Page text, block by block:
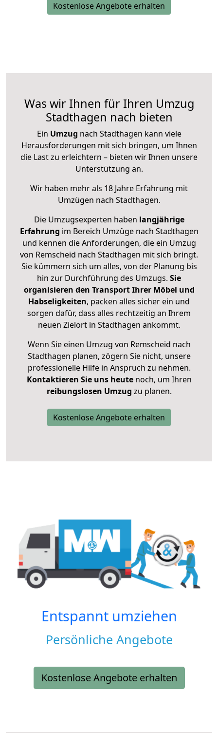
Kostenlose Angebote erhalten
Was wir Ihnen für Ihren Umzug
Stadthagen nach bieten
Ein Umzug nach Stadthagen kann viele
Herausforderungen mit sich bringen, um Ihnen
die Last zu erleichtern – bieten wir Ihnen unsere
Unterstützung an.
Wir haben mehr als 18 Jahre Erfahrung mit
Umzügen nach Stadthagen.
Die Umzugsexperten haben langjährige
Erfahrung im Bereich Umzüge nach Stadthagen
und kennen die Anforderungen, die ein Umzug
von Remscheid nach Stadthagen mit sich bringt.
Sie kümmern sich um alles, von der Planung bis
hin zur Durchführung des Umzugs. Sie
organisieren den Transport Ihrer Möbel und
Habseligkeiten, packen alles sicher ein und
sorgen dafür, dass alles rechtzeitig an Ihrem
neuen Zielort in Stadthagen ankommt.
Wenn Sie einen Umzug von Remscheid nach
Stadthagen planen, zögern Sie nicht, unsere
professionelle Hilfe in Anspruch zu nehmen.
Kontaktieren Sie uns heutenoch, um Ihren
reibungslosen Umzug zu planen.
Kostenlose Angebote erhalten
Entspannt umziehen
Persönliche Angebote
Kostenlose Angebote erhalten